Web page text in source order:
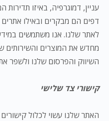
עניין, דמוגרפיה, באיזו
דפים הם מבקרים ובאילו
לאתר שלנו. אנו משתמשים
מחדש את המוצרים
השיווק והפרסום שלנו ולשפר
קישורי צד שלישי
האתר שלנו עשוי לכלול